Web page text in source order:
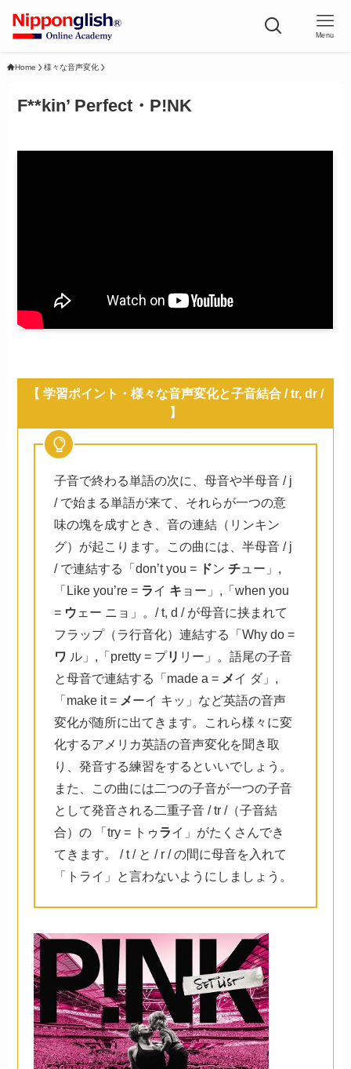
Menu
Home 様々な音声変化
F**kin’ Perfect・P!NK
【 学習ポイント・様々な音声変化と子音結合 / tr, dr /
】
子音で終わる単語の次に、母音や半母音 / j
/ で始まる単語が来て、それらが一つの意
味の塊を成すとき、音の連結（リンキン
グ）が起こります。この曲には、半母音 / j
/ で連結する「don’t you =
ドンチュー」,
「Like you’re = ライ キ ョー」,「when you
= ウェー ニョ」。/ t, d / が母音に挟まれて
フラップ（ラ行音化）連結する「Why do =
ワ ル」,「pretty = プリ リー」。語尾の子音
と母音で連結する「made a = メイ ダ」,
「make it = メーイ キッ」など英語の音声
変化が随所に出てきます。これら様々に変
化するアメリカ英語の音声変化を聞き取
り、発音する練習をするといいでしょう。
また、この曲には二つの子音が一つの子音
として発音される二重子音 / tr /（子音結
合）の 「try = トゥ ライ」がたくさんでき
てきます。 / t / と / r / の間に母音を入れて
「トライ」と言わないようにしましょう。